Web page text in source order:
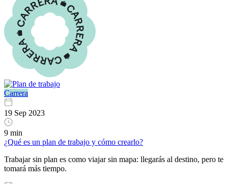
Carrera
19 Sep 2023
9 min
¿Qué es un plan de trabajo y cómo crearlo?
Trabajar sin plan es como viajar sin mapa: llegarás al destino, pero te
tomará más tiempo.